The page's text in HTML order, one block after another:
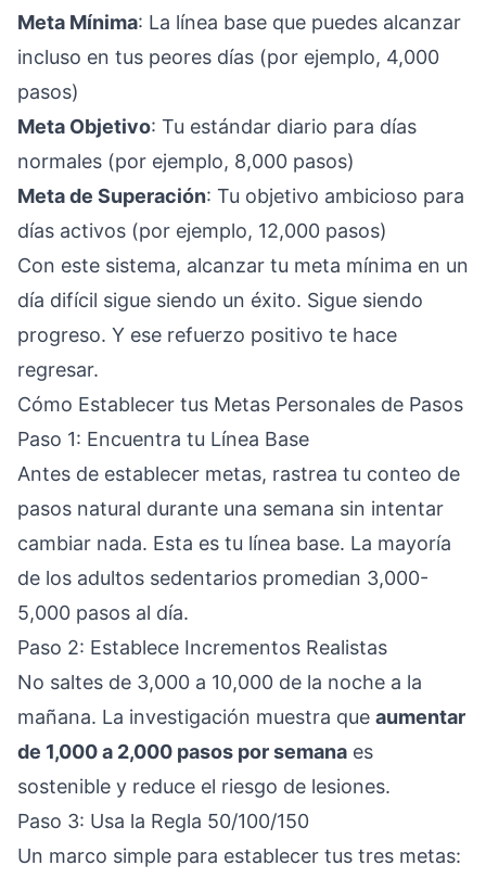
Meta Mínima: La línea base que puedes alcanzar
incluso en tus peores días (por ejemplo, 4,000
pasos)
Meta Objetivo: Tu estándar diario para días
normales (por ejemplo, 8,000 pasos)
Meta de Superación: Tu objetivo ambicioso para
días activos (por ejemplo, 12,000 pasos)
Con este sistema, alcanzar tu meta mínima en un
día difícil sigue siendo un éxito. Sigue siendo
progreso. Y ese refuerzo positivo te hace
regresar.
Cómo Establecer tus Metas Personales de Pasos
Paso 1: Encuentra tu Línea Base
Antes de establecer metas, rastrea tu conteo de
pasos natural durante una semana sin intentar
cambiar nada. Esta es tu línea base. La mayoría
de los adultos sedentarios promedian 3,000-
5,000 pasos al día.
Paso 2: Establece Incrementos Realistas
No saltes de 3,000 a 10,000 de la noche a la
mañana. La investigación muestra que aumentar
de 1,000 a 2,000 pasos por semana es
sostenible y reduce el riesgo de lesiones.
Paso 3: Usa la Regla 50/100/150
Un marco simple para establecer tus tres metas: